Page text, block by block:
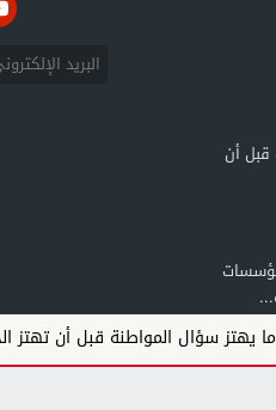
أن
سؤال المواطنة قبل أن تهتز الحدود